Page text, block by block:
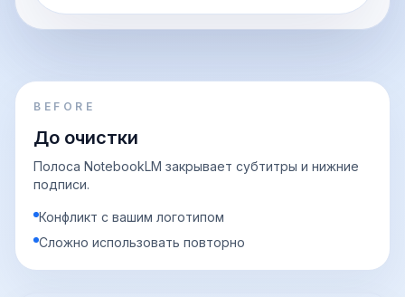
BEFORE
До очистки
Полоса NotebookLM закрывает субтитры и нижние
подписи.
Конфликт с вашим логотипом
Сложно использовать повторно